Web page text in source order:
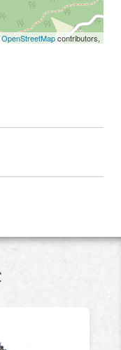
OpenStreetMapcontributors,